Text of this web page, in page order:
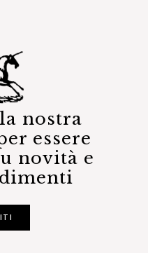
nostra
essere
novità e